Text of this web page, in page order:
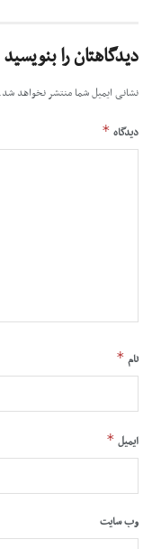
دیدگاهتان را بنویسید
نشانی ایمیل شما منتشر نخواهد شد.
دیدگاه *
نام *
ایمیل *
وب‌ سایت